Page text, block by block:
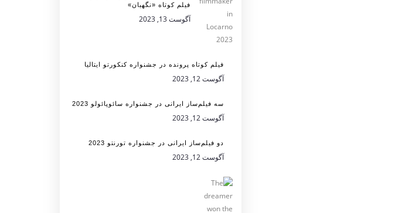
فیلم کوتاه «نگهبان»
آگوست 13, 2023
فیلم کوتاه پرونده در جشنواره کنکورتو ایتالیا
آگوست 12, 2023
سه فیلم‌ساز ایرانی در جشنواره سائوپائولو 2023
آگوست 12, 2023
دو فیلم‌ساز ایرانی در جشنواره تورنتو 2023
آگوست 12, 2023